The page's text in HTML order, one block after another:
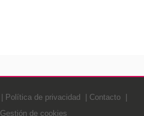
Política de privacidad
Contacto
Gestión de cookies